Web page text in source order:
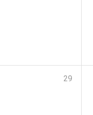
29